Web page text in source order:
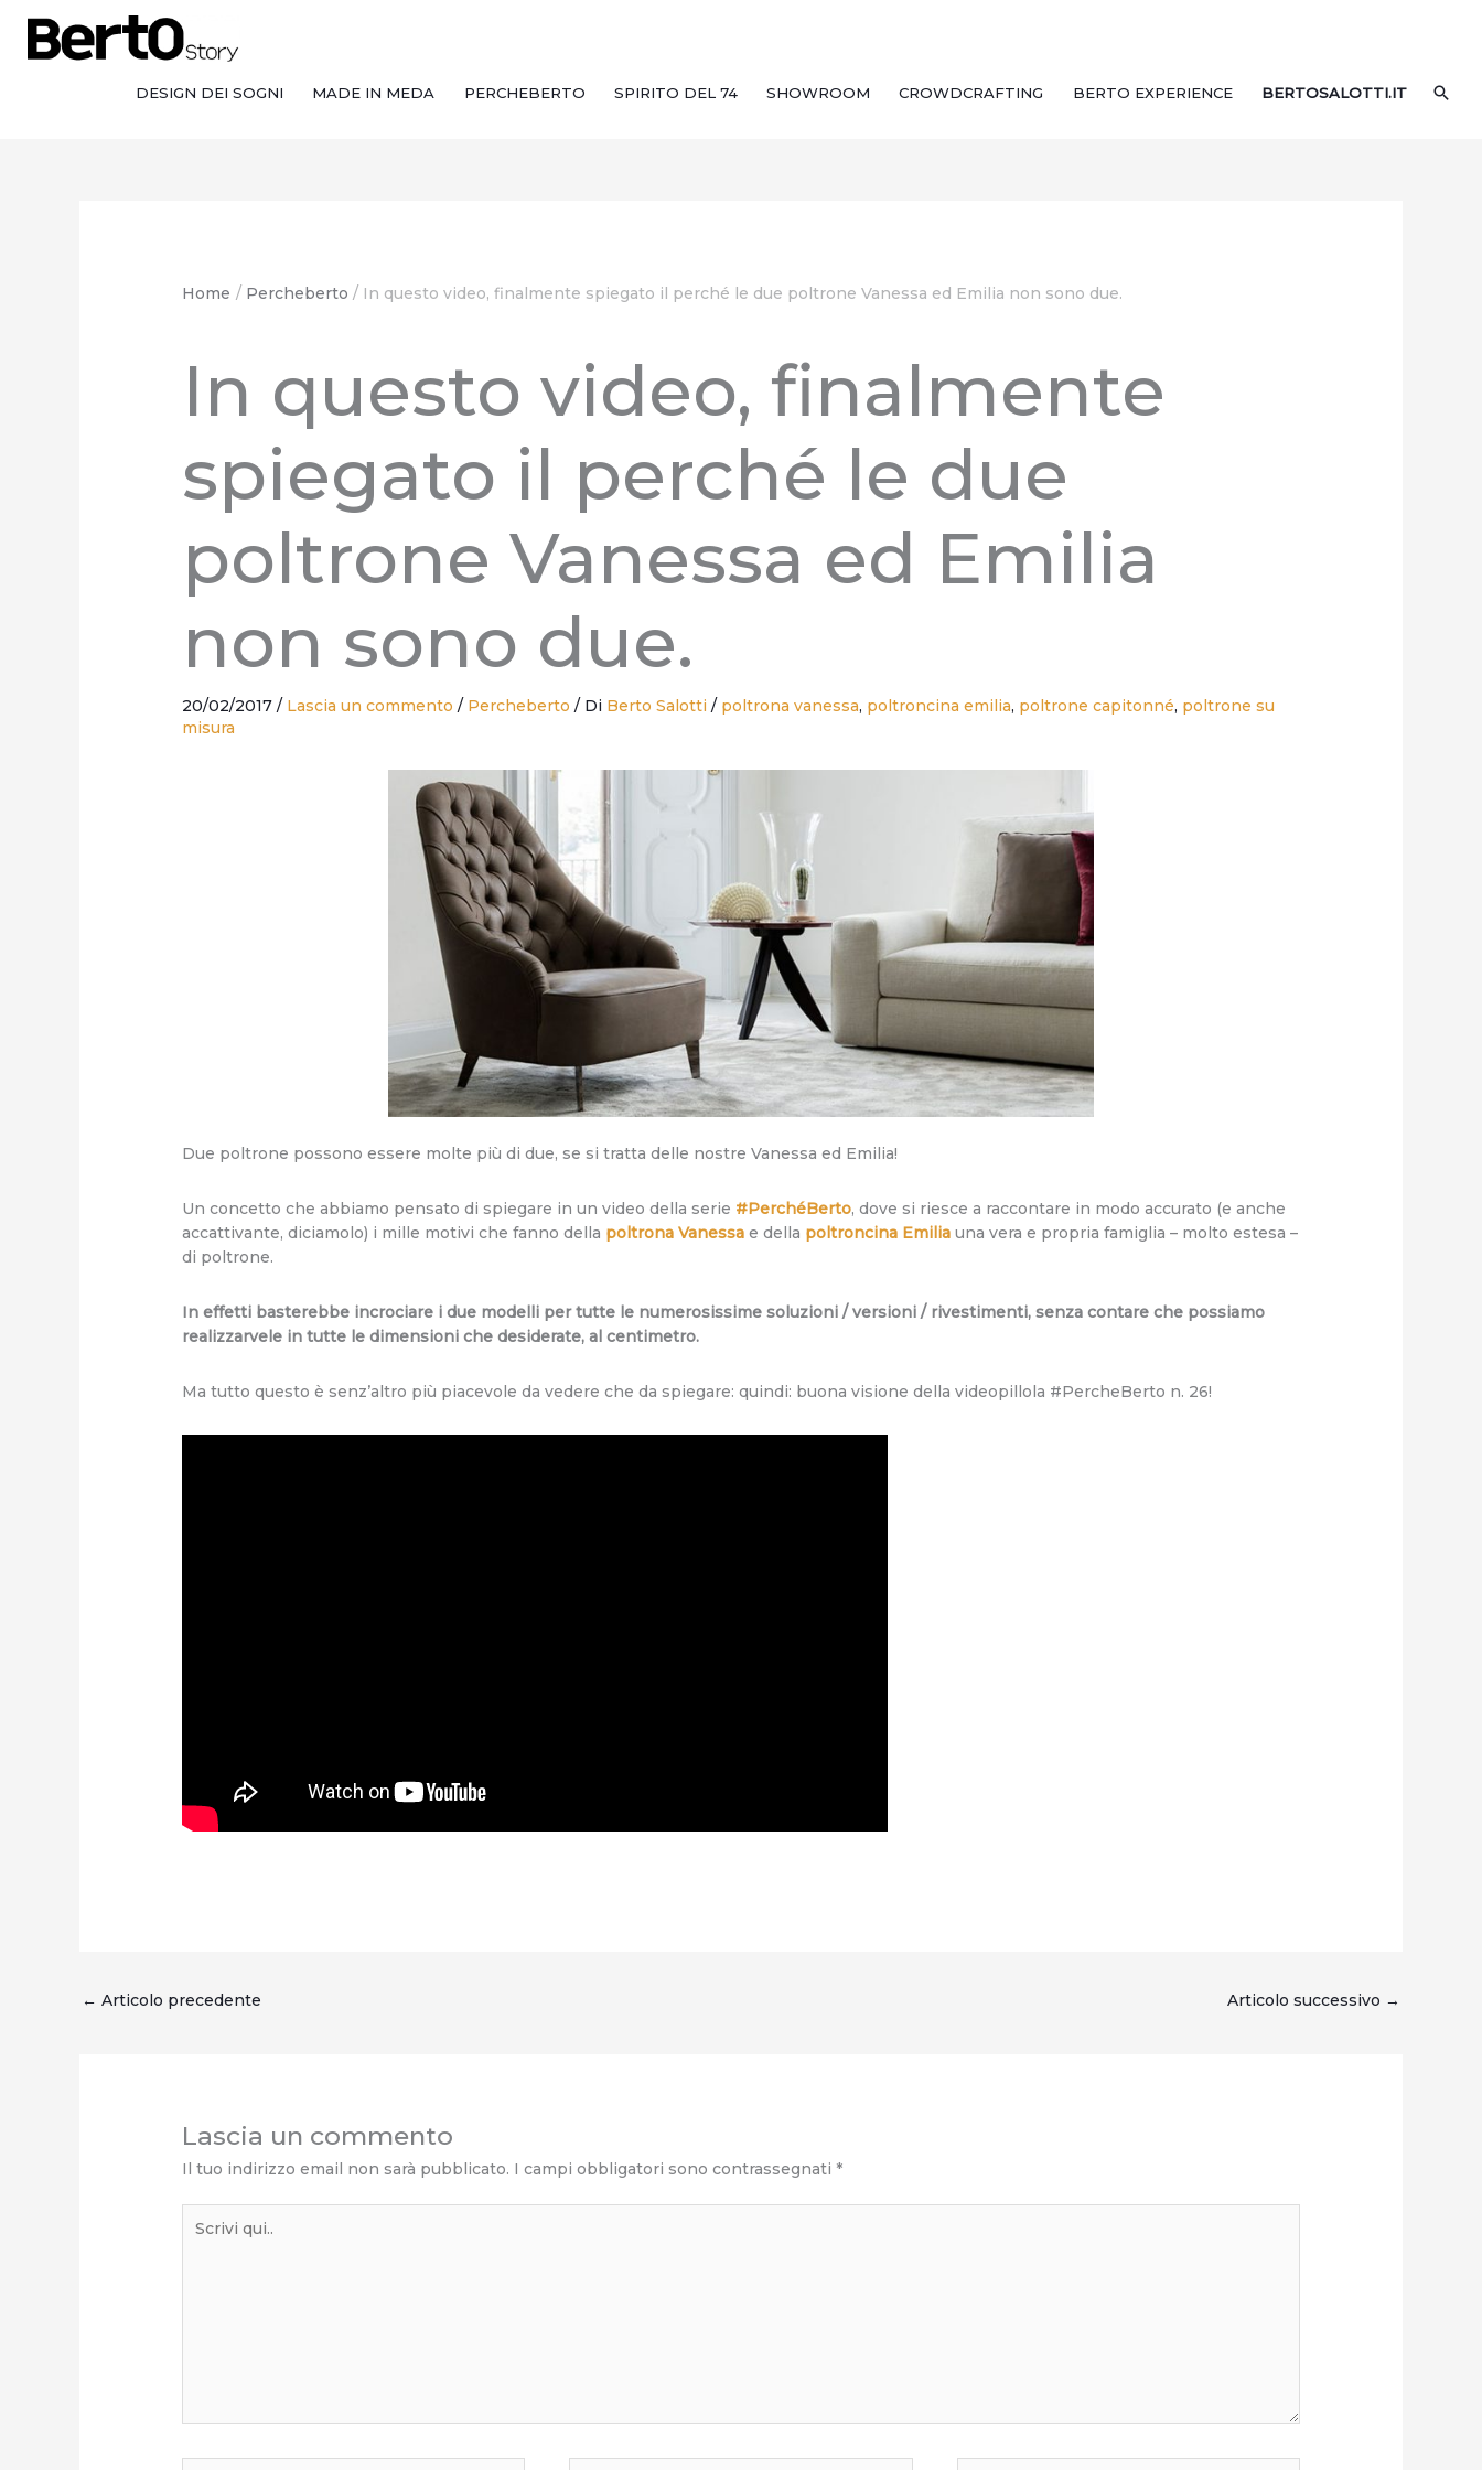
contenuto
navigazione
contenuto
DESIGN DEI SOGNI MADE IN MEDA PERCHEBERTO SPIRITO DEL 74 SHOWROOM CROWDCRAFTING BERTO EXPERIENCE BERTOSALOTTI.IT
Home Percheberto In questo video, finalmente spiegato il perché le due poltrone Vanessa ed Emilia non sono due.
In questo video, finalmente
spiegato il perché le due
poltrone Vanessa ed Emilia
non sono due.
20/02/2017/ Lascia un commento / Percheberto / Di Berto Salotti/ poltrona vanessa, poltroncina emilia, poltrone capitonné, poltrone su
misura
Due poltrone possono essere molte più di due, se si tratta delle nostre Vanessa ed Emilia!
Un concetto che abbiamo pensato di spiegare in un video della serie #PerchéBerto, dove si riesce a raccontare in modo accurato (e anche
accattivante, diciamolo) i mille motivi che fanno della poltrona Vanessa e della poltroncina Emilia una vera e propria famiglia – molto estesa –
di poltrone.
In effetti basterebbe incrociare i due modelli per tutte le numerosissime soluzioni / versioni / rivestimenti, senza contare che possiamo
realizzarvele in tutte le dimensioni che desiderate, al centimetro.
Ma tutto questo è senz’altro più piacevole da vedere che da spiegare: quindi: buona visione della videopillola #PercheBerto n. 26!
← Articolo precedente Articolo successivo →
Lascia un commento
Il tuo indirizzo email non sarà pubblicato. I campi obbligatori sono contrassegnati *
qui..